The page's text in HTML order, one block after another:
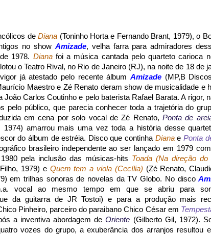
deDiana (Toninho Horta e Fernando Brant, 1979), o
no show Amizade, velha farra para admiradores
1978. Diana foi a música cantada pelo quarteto carioca
o Teatro Rival, no Rio de Janeiro (RJ), na noite de 18 de
já atestado pelo recente álbumAmizade (MP,B
Maestro e Zé Renato deram show de musicalidade e
Carlos Coutinho e pelo baterista Rafael Barata. A rigor,
pelo público, que parecia conhecer toda a trajetória do
em cena por solo vocal de Zé Renato, Ponta de
1974) amarrou mais uma vez toda a história desse
do álbum de estréia. Disco que continha DianaePonta
brasileiro independente ao ser lançado em 1979
pela inclusão das músicas-hits Toada (Na direção do
1979) e Quem tem a viola (Cecília) (Zé Renato,
em trilhas sonoras de novelas da TV Globo. No disco
vocal ao mesmo tempo em que se abriu para
da guitarra de JR Tostoi) e para a produção mais
Pinheiro, parceiro do paraibano Chico César em
a inventiva abordagem deOriente (Gilberto Gil, 1972).
vozes do grupo, a exuberância dos arranjos resultou